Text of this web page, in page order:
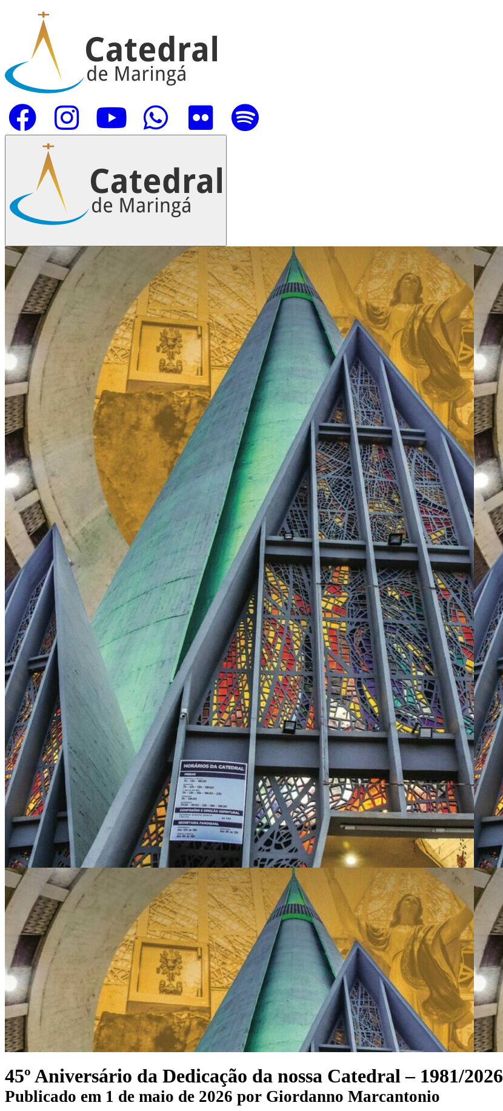
45º Aniversário da Dedicação da nossa Catedral – 1981/2026
Publicado em 1 de maio de 2026 por Giordanno Marcantonio